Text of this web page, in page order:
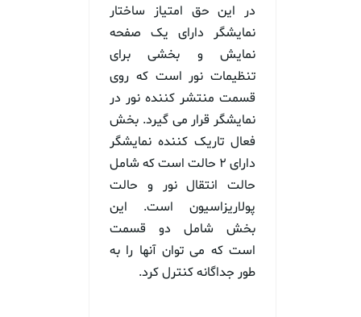
در این حق امتیاز ساختار
نمایشگر دارای یک صفحه
نمایش و بخشی برای
تنظیمات نور است که روی
قسمت منتشر کننده نور در
نمایشگر قرار می گیرد. بخش
فعال تاریک کننده نمایشگر
دارای ۲ حالت است که شامل
حالت انتقال نور و حالت
پولاریزاسیون است. این
بخش شامل دو قسمت
است که می توان آنها را به
طور جداگانه کنترل کرد.